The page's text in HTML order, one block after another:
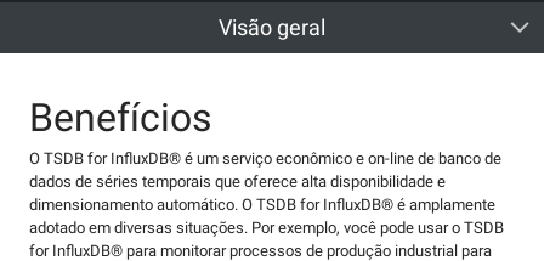
Visão geral
Benefícios
O TSDB for InfluxDB® é um serviço econômico e on-line de banco de
dados de séries temporais que oferece alta disponibilidade e
dimensionamento automático. O TSDB for InfluxDB® é amplamente
adotado em diversas situações. Por exemplo, você pode usar o TSDB
for InfluxDB® para monitorar processos de produção industrial para